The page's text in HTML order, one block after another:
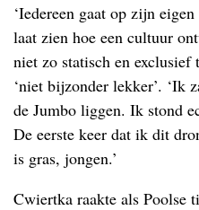
‘Iedereen gaat op zijn
laat zien hoe een cultuur
niet zo statisch en
‘niet bijzonder lekker’. ‘Ik
de Jumbo liggen. Ik stond
De eerste keer dat ik dit
is gras, jongen.’
Cwiertka raakte als Poolse